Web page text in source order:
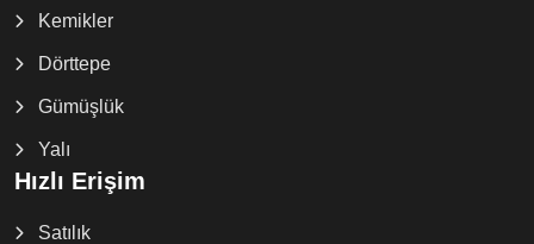
Kemikler
Dörttepe
Gümüşlük
Yalı
Hızlı Erişim
Satılık